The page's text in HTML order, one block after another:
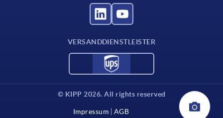
VERSANDDIENSTLEISTER
© KIPP 2026. All rights reserved
Impressum AGB